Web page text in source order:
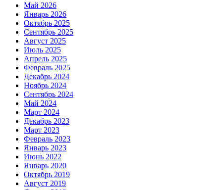
Май 2026
Январь 2026
Октябрь 2025
Сентябрь 2025
Август 2025
Июль 2025
Апрель 2025
Февраль 2025
Декабрь 2024
Ноябрь 2024
Сентябрь 2024
Май 2024
Март 2024
Декабрь 2023
Март 2023
Февраль 2023
Январь 2023
Июнь 2022
Январь 2020
Октябрь 2019
Август 2019